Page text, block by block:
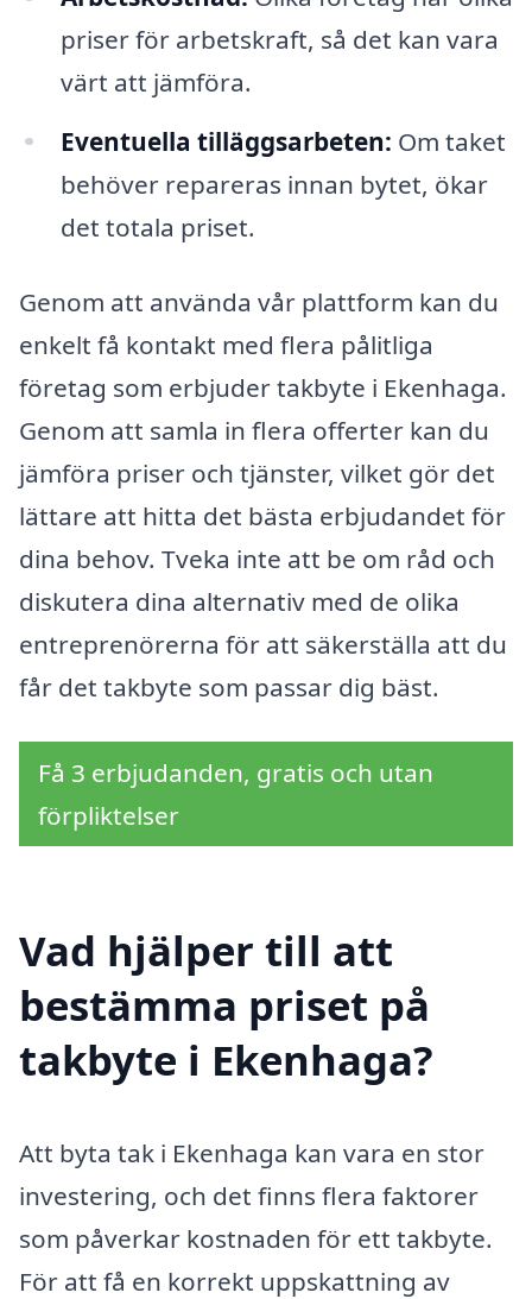
priser för arbetskraft, så det kan vara
värt att jämföra.
Eventuella tilläggsarbeten: Om taket
behöver repareras innan bytet, ökar
det totala priset.
Genom att använda vår plattform kan du
enkelt få kontakt med flera pålitliga
företag som erbjuder takbyte i Ekenhaga.
Genom att samla in flera offerter kan du
jämföra priser och tjänster, vilket gör det
lättare att hitta det bästa erbjudandet för
dina behov. Tveka inte att be om råd och
diskutera dina alternativ med de olika
entreprenörerna för att säkerställa att du
får det takbyte som passar dig bäst.
Få 3 erbjudanden, gratis och utan
förpliktelser
Vad hjälper till att
bestämma priset på
takbyte i Ekenhaga?
Att byta tak i Ekenhaga kan vara en stor
investering, och det finns flera faktorer
som påverkar kostnaden för ett takbyte.
För att få en korrekt uppskattning av